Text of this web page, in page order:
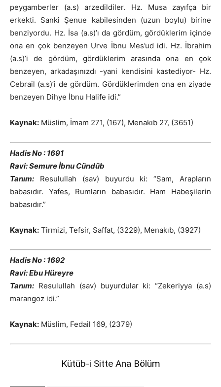
peygamberler (a.s) arzedildiler. Hz. Musa zayıfça bir
erkekti. Sanki Şenue kabilesinden (uzun boylu) birine
benziyordu. Hz. İsa (a.s)’ı da gördüm, gördüklerim içinde
ona en çok benzeyen Urve İbnu Mes’ud idi. Hz. İbrahim
(a.s)’i de gördüm, gördüklerim arasında ona en çok
benzeyen, arkadaşınızdı -yani kendisini kastediyor- Hz.
Cebrail (a.s)’i de gördüm. Gördüklerimden ona en ziyade
benzeyen Dihye İbnu Halife idi.”
Kaynak: Müslim, İmam 271, (167), Menakıb 27, (3651)
Hadis No : 1691
Ravi: Semure İbnu Cündüb
Tanım:
Resulullah (sav) buyurdu ki: “Sam, Arapların
babasıdır. Yafes, Rumların babasıdır. Ham Habeşilerin
babasıdır.”
Kaynak: Tirmizi, Tefsir, Saffat, (3229), Menakıb, (3927)
Hadis No : 1692
Ravi: Ebu Hüreyre
Tanım: Resulullah (sav) buyurdular ki: “Zekeriyya (a.s)
marangoz idi.”
Kaynak: Müslim, Fedail 169, (2379)
Kütüb-i Sitte Ana Bölüm